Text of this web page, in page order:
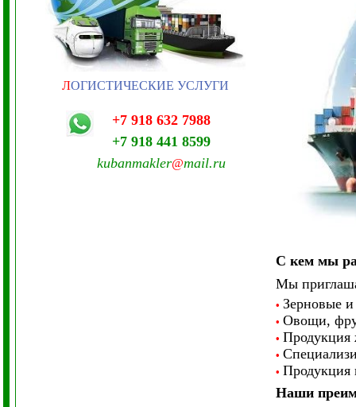
ЛОГИСТИЧЕСКИЕ УСЛУГИ
+7 918 632 7988
+7 918 441 8599
kubanmakler@mail.ru
С кем мы
Мы
• Зерновые
• Овощи,
• Продукция
•
• Продукция
Наши